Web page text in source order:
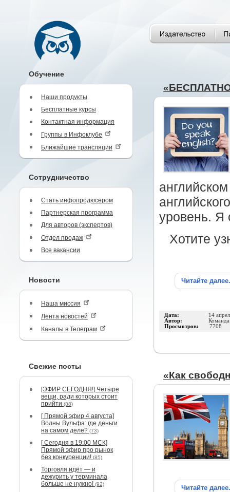
Обучение
Наши продукты
Бесплатные курсы
Контактная информация
Группы в Инфоклубе
Ближайшие трансляции
Сотрудничество
Стать инфопродюсером
Партнерская программа
Для авторов (экспертов)
Отдел продаж
Все вакансии
Новости
Наша миссия
Лента новостей
Каналы в Телеграм
Свежие посты
[ЭФИР СЕГОДНЯ!] Четыре
вещи, ради которых стоит
прийти (88)
[ Прямой эфир 4 августа]
Волны Вульфа: где деньги
на самом деле? (73)
[ Сегодня в 19:00 МСК]
Прямой эфир про рынок
без конкуренции! (85)
Торговля идёт — и
дежурить у терминала
больше не нужно! (92)
уровень. Я
Хотите
Читайте
Дата: 14
Автор:
Просмотров: 7708
«Как
Читайте